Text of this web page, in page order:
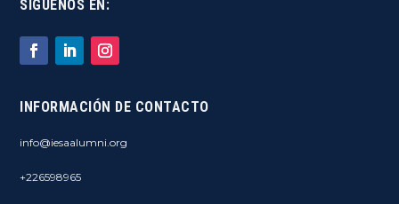
SÍGUENOS EN:
INFORMACIÓN DE CONTACTO
info@iesaalumni.org
+226598965